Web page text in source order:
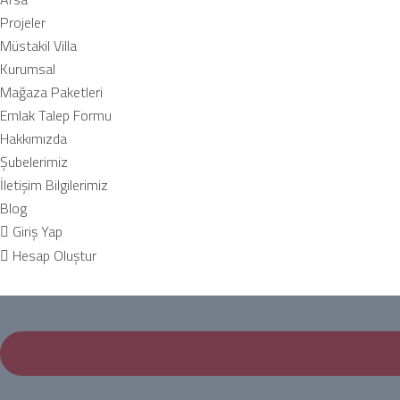
Projeler
Müstakil Villa
Kurumsal
Mağaza Paketleri
Emlak Talep Formu
Hakkımızda
Şubelerimiz
İletişim Bilgilerimiz
Blog
Giriş Yap
Hesap Oluştur